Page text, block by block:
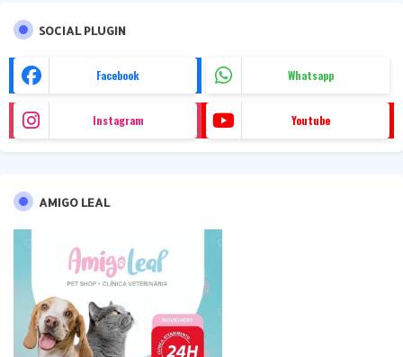
SOCIAL PLUGIN
Facebook Whatsapp
Instagram Youtube
AMIGO LEAL